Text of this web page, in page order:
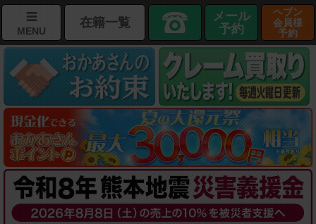
MENU
在籍一覧
メール
予約
ヘブン
会員様
予約